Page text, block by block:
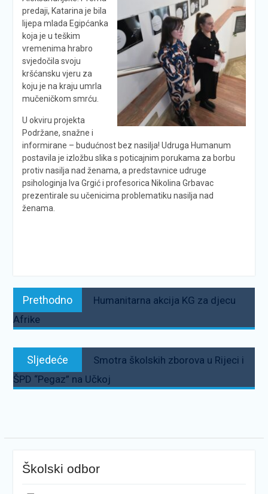
predaji, Katarina je bila
lijepa mlada Egipćanka
koja je u teškim
vremenima hrabro
svjedočila svoju
kršćansku vjeru za
koju je na kraju umrla
mučeničkom smrću.
U okviru projekta
Podržane, snažne i
informirane – budućnost bez nasilja! Udruga Humanum
postavila je izložbu slika s poticajnim porukama za borbu
protiv nasilja nad ženama, a predstavnice udruge
psihologinja Iva Grgić i profesorica Nikolina Grbavac
prezentirale su učenicima problematiku nasilja nad
ženama.
Navigacija
objava
Prethodno
Humanitarna akcija KG za djecu
Afrike
Sljedeće
Smotra školskih zborova u Rijeci i
ŠPD “Pegaz” na Učkoj
Školski odbor